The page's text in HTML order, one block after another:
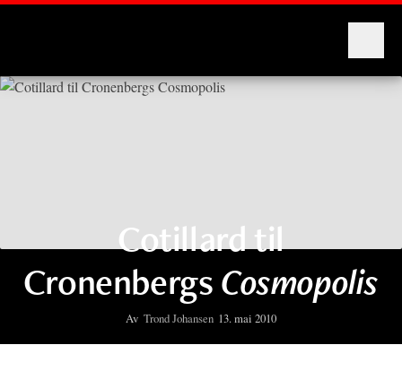
Cotillard til
CronenbergsCosmopolis
Av Trond Johansen 13. mai 2010